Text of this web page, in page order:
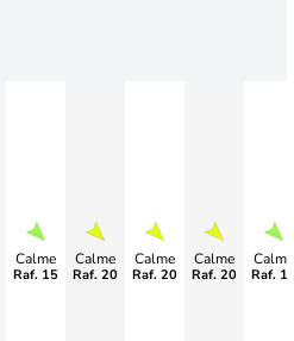
Calme
Raf. 15
Calme
Raf. 20
Calme
Raf. 20
Calme
Raf. 20
Calme
Raf.